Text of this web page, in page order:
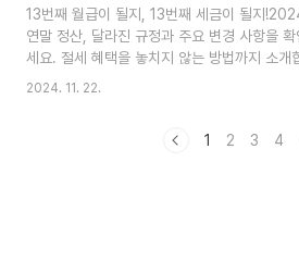
핸드폰에 티맵이 깔려있나요? 아래 버튼에서
트를 확인하세요👆 티맵 차량용 소화기 증정
트 개요 티맵모빌리티는 소방청과 협력하여 이
벤트를 실시합니다. 이벤트에 참여하기 위해서
다. 티맵 홈 화면에서 ‘차량용 소화기 응모하기
13번째 월급이 될지, 13번째 세금이 될지
연말 정산, 달라진 규정과 주요 변경 사항을 확
세요. 절세 혜택을 놓치지 않는 방법까지 소개
다. 🎯빠르게 2024 연말 정산 정보를 원하시
법 개정안과 새로운 정책에 따라 달라진 부분
2024. 11. 22.
1 2 3 4